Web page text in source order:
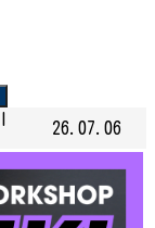
26.07.06